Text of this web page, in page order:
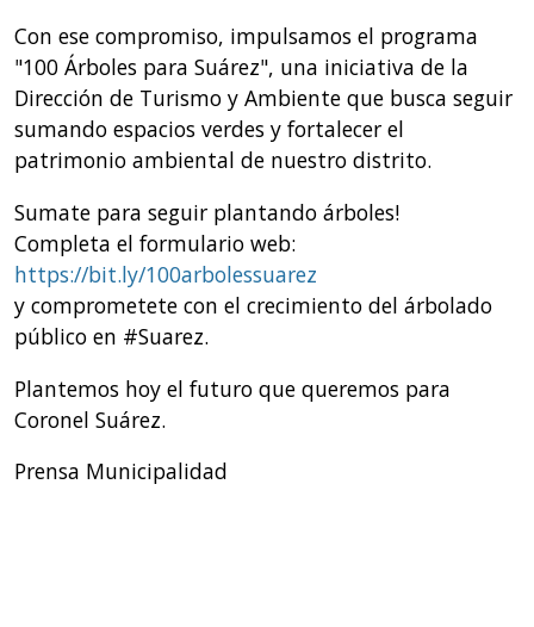
Con ese compromiso, impulsamos el programa
"100 Árboles para Suárez", una iniciativa de la
Dirección de Turismo y Ambiente que busca seguir
sumando espacios verdes y fortalecer el
patrimonio ambiental de nuestro distrito.
Sumate para seguir plantando árboles!
Completa el formulario web:
https://bit.ly/100arbolessuarez
y comprometete con el crecimiento del árbolado
público en #Suarez.
Plantemos hoy el futuro que queremos para
Coronel Suárez.
Prensa Municipalidad